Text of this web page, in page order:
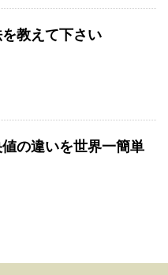
教えて下さい
の違いを世界一簡単